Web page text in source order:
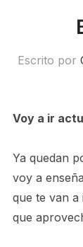
Escrito por
Voy a ir
Ya quedan
voy a
que te van
que